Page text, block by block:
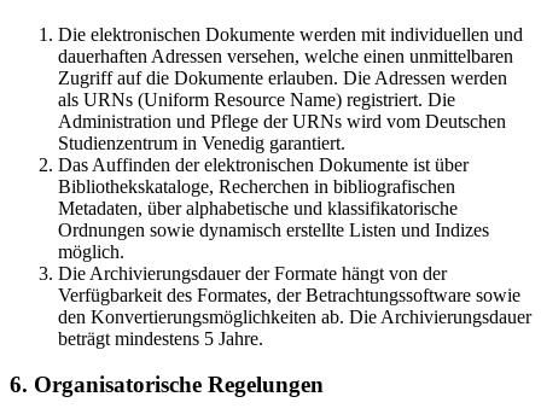
Die elektronischen Dokumente werden mit individuellen und
dauerhaften Adressen versehen, welche einen unmittelbaren
Zugriff auf die Dokumente erlauben. Die Adressen werden
als URNs (Uniform Resource Name) registriert. Die
Administration und Pflege der URNs wird vom Deutschen
Studienzentrum in Venedig garantiert.
Das Auffinden der elektronischen Dokumente ist über
Bibliothekskataloge, Recherchen in bibliografischen
Metadaten, über alphabetische und klassifikatorische
Ordnungen sowie dynamisch erstellte Listen und Indizes
möglich.
Die Archivierungsdauer der Formate hängt von der
Verfügbarkeit des Formates, der Betrachtungssoftware sowie
den Konvertierungsmöglichkeiten ab. Die Archivierungsdauer
beträgt mindestens 5 Jahre.
6. Organisatorische Regelungen